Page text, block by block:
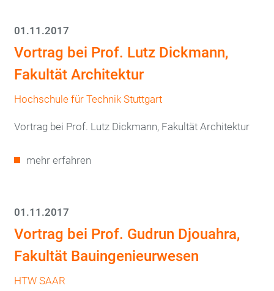
01.11.2017
Vortrag bei Prof. Lutz Dickmann,
Fakultät Architektur
Hochschule für Technik Stuttgart
Vortrag bei Prof. Lutz Dickmann, Fakultät Architektur
mehr erfahren
01.11.2017
Vortrag bei Prof. Gudrun Djouahra,
Fakultät Bauingenieurwesen
HTW SAAR